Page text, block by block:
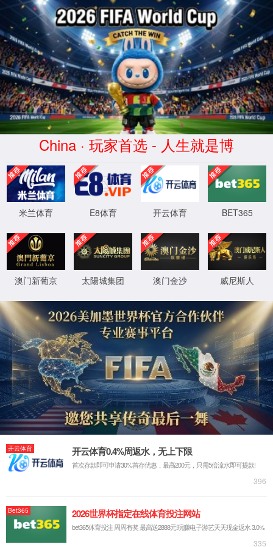
至尊国际97622网页版(股份有限公司)-
Official website
首页
关于我们
系统介绍
品质与服务
项目案例
97国际至尊品牌97622
公司新闻
行业资讯
CureTec至尊
来源: 原创 作者:Curetec至尊国际97622网页版（上海） |
降低能耗节约生产，管理，人工成本